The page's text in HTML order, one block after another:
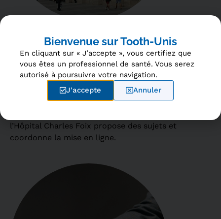
Le contenu pédagogique et scientifique est réalisé
par une équipe d’enseignants de l’Université Paris
Cité, sous la coordination d’un comité de pilotage
constitué du Pr Christophe Rignon-Bret, du Dr
Jean-Baptiste Souron et du Dr Corentin Illand.
l’Hôpital Charles Foix propose des sujets et
coordonne la mise en ligne.
Bienvenue sur Tooth-Unis
En cliquant sur « J’accepte », vous certifiez que
vous êtes un professionnel de santé. Vous serez
autorisé à poursuivre votre navigation.
J'accepte
Annuler